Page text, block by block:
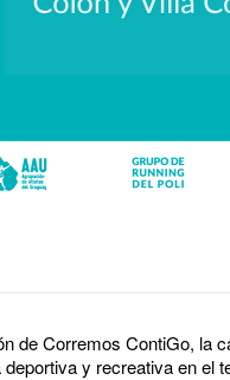
de Corremos ContiGo, la
y recreativa en el